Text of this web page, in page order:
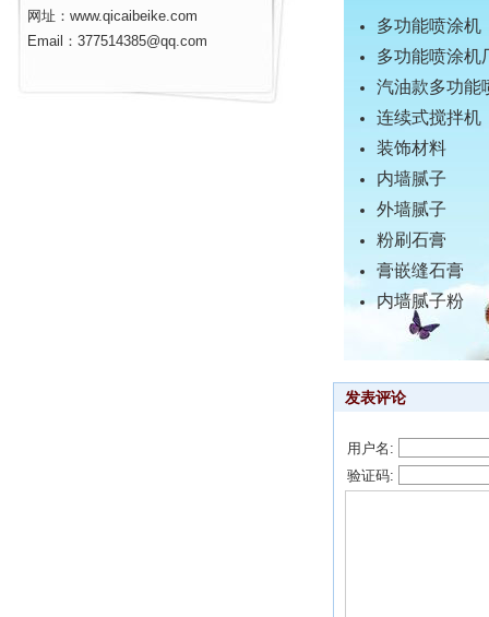
网址：www.qicaibeike.com
Email：377514385@qq.com
多功能喷涂机
多功能喷涂机
汽油款多功能
连续式搅拌机
装饰材料
内墙腻子
外墙腻子
粉刷石膏
膏嵌缝石膏
内墙腻子粉
发表评论
用户名:
验证码: